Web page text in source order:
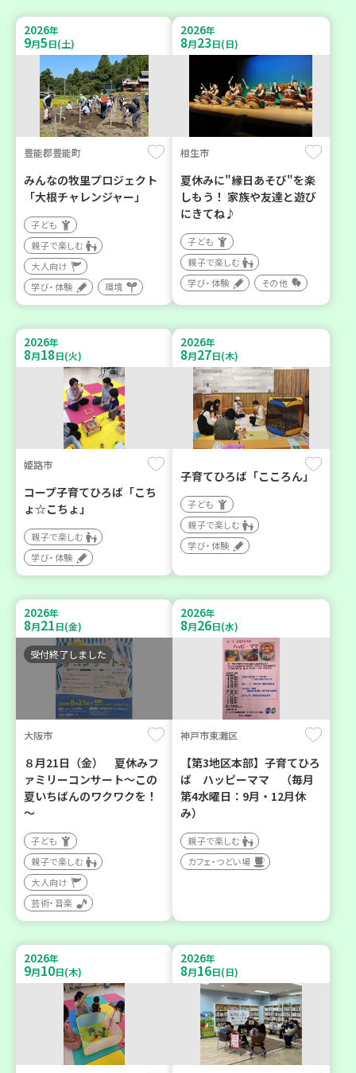
2026年
9月5日(土)
豊能郡豊能町
みんなの牧里プロジェクト
「大根チャレンジャー」
子ども
親子で楽しむ
大人向け
学び・体験
環境
2026年
8月23日(日)
相生市
夏休みに"縁日あそび"を楽
しもう！ 家族や友達と遊び
にきてね♪
子ども
親子で楽しむ
学び・体験
その他
2026年
8月18日(火)
姫路市
コープ子育てひろば「こち
ょ☆こちょ」
親子で楽しむ
学び・体験
2026年
8月27日(木)
子育てひろば「こころん」
子ども
親子で楽しむ
学び・体験
2026年
8月21日(金)
受付終了しました
大阪市
８月21日（金） 夏休みフ
ァミリーコンサート～この
夏いちばんのワクワクを！
～
子ども
親子で楽しむ
大人向け
芸術・音楽
2026年
8月26日(水)
神戸市東灘区
【第3地区本部】子育てひろ
ば ハッピーママ （毎月
第4水曜日：9月・12月休
み）
親子で楽しむ
カフェ・つどい場
2026年
9月10日(木)
2026年
8月16日(日)